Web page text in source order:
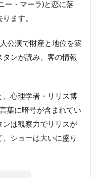
ー・マーラ)と恋に落
ます。
公演で財産と地位を築
タンが読み、客の情報
、心理学者・リリス博
葉に暗号が含まれてい
ンは観察力でリリスが
ショーは大いに盛り